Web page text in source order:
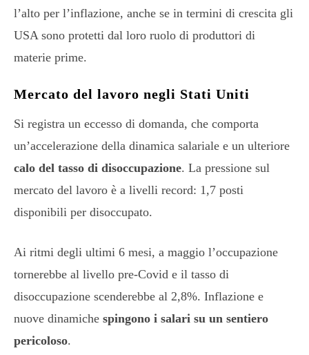
l’alto per l’inflazione, anche se in termini di crescita gli
USA sono protetti dal loro ruolo di produttori di
materie prime.
Mercato del lavoro negli Stati Uniti
Si registra un eccesso di domanda, che comporta
un’accelerazione della dinamica salariale e un ulteriore
calo del tasso di disoccupazione. La pressione sul
mercato del lavoro è a livelli record: 1,7 posti
disponibili per disoccupato.
Ai ritmi degli ultimi 6 mesi, a maggio l’occupazione
tornerebbe al livello pre-Covid e il tasso di
disoccupazione scenderebbe al 2,8%. Inflazione e
nuove dinamiche spingono i salari su un sentiero
pericoloso.